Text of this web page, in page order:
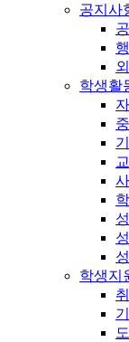
공지사
학생활
학생지